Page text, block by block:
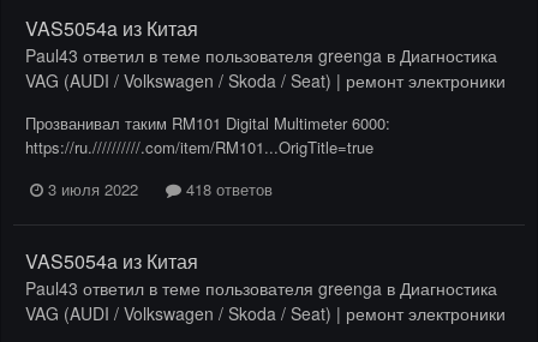
VAS5054a из Китая
Paul43 ответил в теме пользователя greenga в Диагностика
VAG (AUDI / Volkswagen / Skoda / Seat) | ремонт электроники
Прозванивал таким RM101 Digital Multimeter 6000:
https://ru.//////////.com/item/RM101...OrigTitle=true
3 июля 2022
418 ответов
VAS5054a из Китая
Paul43 ответил в теме пользователя greenga в Диагностика
VAG (AUDI / Volkswagen / Skoda / Seat) | ремонт электроники